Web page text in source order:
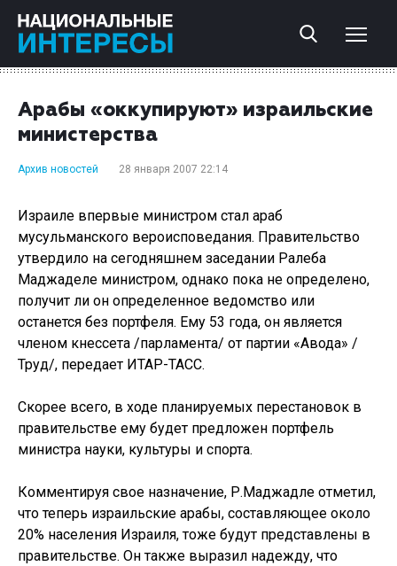
Арабы «оккупируют» израильские
министерства
Архив новостей 28 января 2007 22:14
Израиле впервые министром стал араб
мусульманского вероисповедания. Правительство
утвердило на сегодняшнем заседании Ралеба
Маджаделе министром, однако пока не определено,
получит ли он определенное ведомство или
останется без портфеля. Ему 53 года, он является
членом кнессета /парламента/ от партии «Авода» /
Труд/, передает ИТАР-ТАСС.
Скорее всего, в ходе планируемых перестановок в
правительстве ему будет предложен портфель
министра науки, культуры и спорта.
Комментируя свое назначение, Р.Маджадле отметил,
что теперь израильские арабы, составляющее около
20% населения Израиля, тоже будут представлены в
правительстве. Он также выразил надежду, что